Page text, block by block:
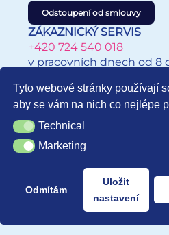
Odstoupení od smlouvy
ZÁKAZNICKÝ SERVIS
+420 724 540 018
v pracovních dnech od 8
NEWSLETTER
Tyto webové stránky používají
aby se vám na nich co nejlépe
TechnicalTechnical
MarketingMarketing
Odmítám
Uložit
nastavení